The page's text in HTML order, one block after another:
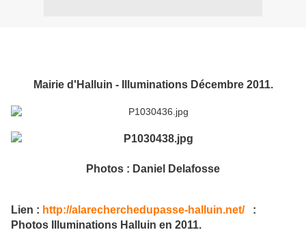
Mairie d'Halluin - Illuminations Décembre 2011.
Photos : Daniel Delafosse
Lien : http://alarecherchedupasse-halluin.net/:
Photos Illuminations Halluin en 2011.